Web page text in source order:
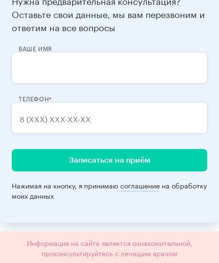
Оставьте свои данные, мы вам перезвоним и
ответим на все вопросы
ВАШЕ ИМЯ
ТЕЛЕФОН
Записаться на приём
Нажимая на кнопку, я принимаюсоглашение на обработку
моих данных
Информация на сайте является ознакомительной,
проконсультируйтесь с лечащим врачом